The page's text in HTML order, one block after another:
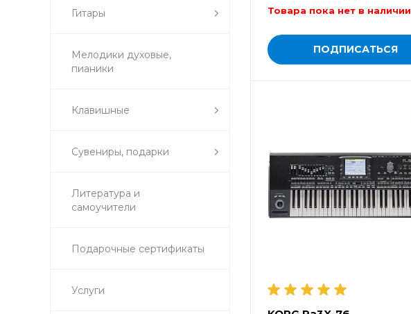
Гитары
Мелодики духовые,
пианики
Клавишные
Сувениры, подарки
Литература и
самоучители
Подарочные сертификаты
Услуги
Товара пока нет в наличии
ПОДПИСАТЬСЯ